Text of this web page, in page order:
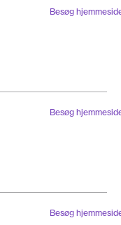
Besøg
Besøg
Besøg